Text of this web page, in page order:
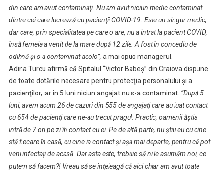
din care am avut contaminaţi. Nu am avut niciun medic contaminat
dintre cei care lucrează cu pacienţii COVID-19. Este un singur medic,
dar care, prin specialitatea pe care o are, nu a intrat la pacient COVID,
însă femeia a venit de la mare după 12 zile. A fost în concediu de
odihnă şi s-a contaminat acolo”, a mai spus managerul.
Adina Turcu afirmă că Spitalul “Victor Babeş” din Craiova dispune
de toate dotările necesare pentru protecţia personalului şi a
pacienţilor, iar în 5 luni niciun angajat nu s-a contaminat. “După 5
luni, avem acum 26 de cazuri din 555 de angajaţi care au luat contact
cu 654 de pacienţi care ne-au trecut pragul. Practic, oamenii ăştia
intră de 7 ori pe zi în contact cu ei. Pe de altă parte, nu ştiu eu cu cine
stă fiecare în casă, cu cine ia contact şi aşa mai departe, pentru că pot
veni infectaţi de acasă. Dar asta este, trebuie să ni le asumăm noi, ce
putem să facem?! Vreau să se înţeleagă că aici chiar am avut toate